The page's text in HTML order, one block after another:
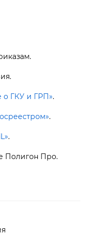
о ГКУ и ГРП».
.
.
Полигон Про.